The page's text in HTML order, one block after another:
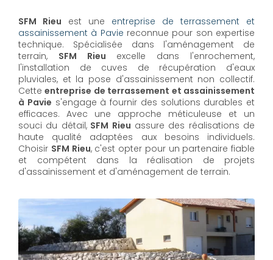
SFM Rieu est une entreprise de terrassement et
assainissement à Pavie reconnue pour son expertise
technique. Spécialisée dans l'aménagement de
terrain, SFM Rieu excelle dans l'enrochement,
l'installation de cuves de récupération d'eaux
pluviales, et la pose d'assainissement non collectif.
Cetteentreprise de terrassement et assainissement
à Pavie s'engage à fournir des solutions durables et
efficaces. Avec une approche méticuleuse et un
souci du détail,SFM Rieu assure des réalisations de
haute qualité adaptées aux besoins individuels.
Choisir SFM Rieu, c'est opter pour un partenaire fiable
et compétent dans la réalisation de projets
d'assainissement et d'aménagement de terrain.